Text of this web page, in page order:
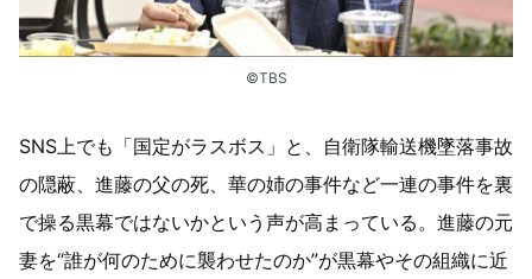
©TBS
SNS上でも「国定がラスボス」と、自衛隊輸送機墜落事故
の隠蔽、進藤の父の死、華の姉の事件など一連の事件を裏
で操る黒幕ではないかという声が高まっている。進藤の元
妻を“誰が何のために襲わせたのか”が黒幕やその組織に近